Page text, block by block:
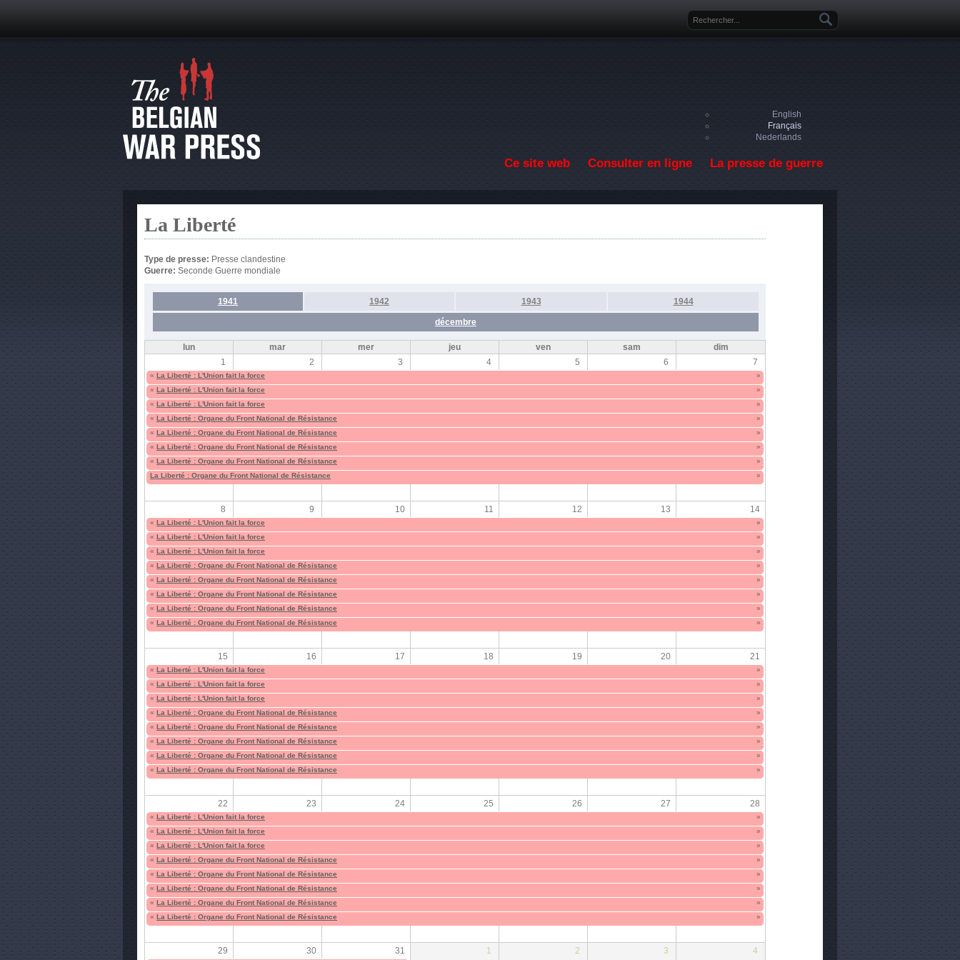
Formulaire de recherche
English
Français
Nederlands
Ce site web Consulter en ligne La presse de guerre
La Liberté
Type de presse: Presse clandestine
Guerre: Seconde Guerre mondiale
1941 1942 1943 1944
décembre
lun mar mer jeu ven sam
dim
1
2 3 4 5 6 7
« La Liberté : L'Union fait la force
»
« La Liberté : L'Union fait la force
»
« La Liberté : L'Union fait la force
»
« La Liberté : Organe du Front National de Résistance
»
« La Liberté : Organe du Front National de Résistance
»
« La Liberté : Organe du Front National de Résistance
»
« La Liberté : Organe du Front National de Résistance
»
La Liberté : Organe du Front National de Résistance
»
8 9 10 11 12 13 14
« La Liberté : L'Union fait la force
»
« La Liberté : L'Union fait la force
»
« La Liberté : L'Union fait la force
»
« La Liberté : Organe du Front National de Résistance
»
« La Liberté : Organe du Front National de Résistance
»
« La Liberté : Organe du Front National de Résistance
»
« La Liberté : Organe du Front National de Résistance
»
« La Liberté : Organe du Front National de Résistance »
15 16 17 18 19 20 21
« La Liberté : L'Union fait la force
»
« La Liberté : L'Union fait la force
»
« La Liberté : L'Union fait la force
»
« La Liberté : Organe du Front National de Résistance
»
« La Liberté : Organe du Front National de Résistance
»
« La Liberté : Organe du Front National de Résistance
»
« La Liberté : Organe du Front National de Résistance
»
« La Liberté : Organe du Front National de Résistance »
22 23 24 25 26 27 28
« La Liberté : L'Union fait la force
»
« La Liberté : L'Union fait la force
»
« La Liberté : L'Union fait la force
»
« La Liberté : Organe du Front National de Résistance
»
« La Liberté : Organe du Front National de Résistance
»
« La Liberté : Organe du Front National de Résistance
»
« La Liberté : Organe du Front National de Résistance
»
« La Liberté : Organe du Front National de Résistance »
29 30 31 1 2 3 4